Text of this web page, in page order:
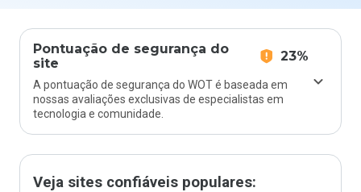
Pontuação de segurança do
site
23%
A pontuação de segurança do WOT é baseada em
nossas avaliações exclusivas de especialistas em
tecnologia e comunidade.
Veja sites confiáveis populares: